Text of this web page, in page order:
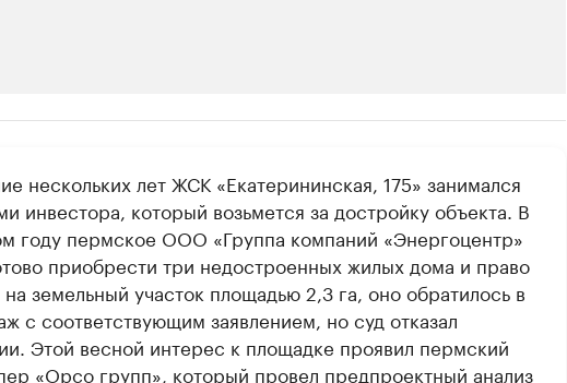
производители и продавцы медийной продукции
с информацией в каталоге
нескольких лет ЖСК «Екатерининская, 175» занимался
инвестора, который возьмется за достройку объекта. В
году пермское ООО «Группа компаний «​Энергоцентр»
приобрести три недостроенных жилых дома и право
земельный участок площадью 2,3 га, оно обратилось в
с соответствующим заявлением, но суд отказал
Этой весной интерес к площадке проявил пермский
«Орсо групп», который провел предпроектный анализ